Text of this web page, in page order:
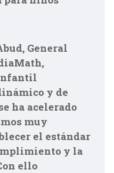
General
y de
ha acelerado
muy
el estándar
y la
ello